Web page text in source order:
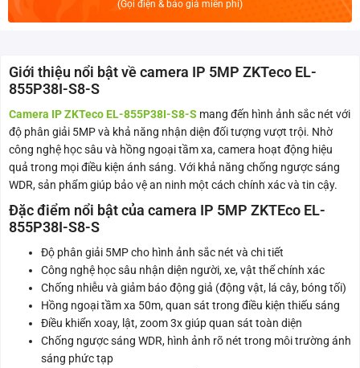
(Gọi điện & báo giá miễn phí)
Giới thiệu nổi bật về camera IP 5MP ZKTeco EL-
855P38I-S8-S
Camera IP ZKTeco EL-855P38I-S8-S mang đến hình ảnh sắc nét với
độ phân giải 5MP và khả năng nhận diện đối tượng vượt trội. Nhờ
công nghệ học sâu và hồng ngoại tầm xa, camera hoạt động hiệu
quả trong mọi điều kiện ánh sáng. Với khả năng chống ngược sáng
WDR, sản phẩm giúp bảo vệ an ninh một cách chính xác và tin cậy.
Đặc điểm nổi bật của camera IP 5MP ZKTEco EL-
855P38I-S8-S
Độ phân giải 5MP cho hình ảnh sắc nét và chi tiết
Công nghệ học sâu nhận diện người, xe, vật thể chính xác
Chống nhiễu và giảm báo động giả (động vật, lá cây, bóng tối)
Hồng ngoại tầm xa 50m, quan sát trong điều kiện thiếu sáng
Điều khiển xoay, lật, zoom 3x giúp quan sát toàn diện
Chống ngược sáng WDR, hình ảnh rõ nét trong môi trường ánh
sáng phức tạp